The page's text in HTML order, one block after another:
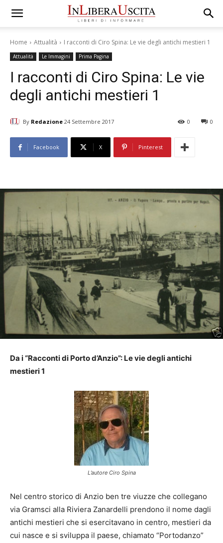
Home Attualità I racconti di Ciro Spina: Le vie degli antichi mestieri 1
Attualità Le Immagini Prima Pagina
I racconti di Ciro Spina: Le vie
degli antichi mestieri 1
By Redazione 24 Settembre 2017 0
0
Facebook X Pinterest
Da i “Racconti di Porto d’Anzio”: Le vie degli antichi
mestieri 1
L’autore Ciro Spina
Nel centro storico di Anzio ben tre viuzze che collegano
via Gramsci alla Riviera Zanardelli prendono il nome dagli
antichi mestieri che si esercitavano in centro, mestieri da
cui nasce e si sviluppa il paese, chiamato “Portodanzo”